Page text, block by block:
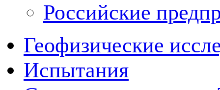
Российские
Геофизические
Испытания